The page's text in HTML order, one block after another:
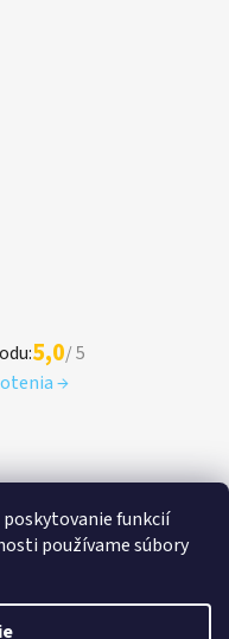
funkcií
používame súbory
5,0/ 5
→